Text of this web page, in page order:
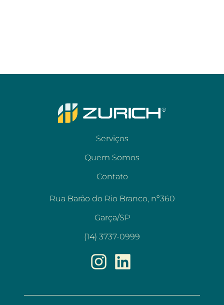
Serviços
Quem Somos
Contato
Rua Barão do Rio Branco, nº360
Garça/SP
(14) 3737-0999